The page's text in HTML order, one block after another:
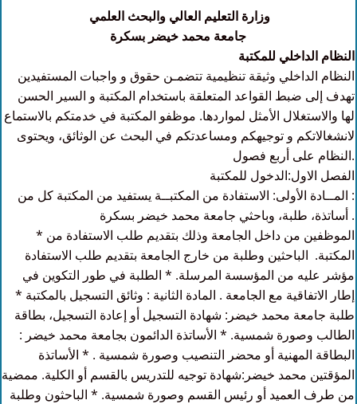
وزارة التعليم العالي والبحث العلمي
جامعة محمد خيضر بسكرة
النظام الداخلي للمكتبة
النظام الداخلي وثيقة تنظيمية تتضمـن حقوق و واجبات المستفيدين
تهدف إلى ضبط القواعد المتعلقة باستخدام المكتبة و السير الحسن
لها والاستغلال الأمثل لمواردها. موظفو المكتبة في خدمتكم بالاستماع
لانشغالاتكم و توجيهكم ومساعدتكم في البحث عن الوثائق، ويحتوى
النظام على أربع فصول.
الفصل الاول:الدخول للمكتبة
المــادة الأولى: الاستفادة من المكتبــة يستفيد من المكتبة كل من :
أساتذة، طلبة، وباحثي جامعة محمد خيضر بسكرة .
* الموظفين من داخل الجامعة وذلك بتقديم طلب الاستفادة من
المكتبة. الباحثين وطلبة من خارج الجامعة بتقديم طلب الاستفادة
مؤشر عليه من المؤسسة المرسلة. * الطلبة في طور التكوين في
إطار الاتفاقية مع الجامعة . المادة الثانية : وثائق التسجيل بالمكتبة *
طلبة جامعة محمد خيضر: شهادة التسجيل أو إعادة التسجيل، بطاقة
الطالب وصورة شمسية. * الأساتذة الدائمون بجامعة محمد خيضر :
البطاقة المهنية أو محضر التنصيب وصورة شمسية . * الأساتذة
المؤقتين محمد خيضر:شهادة توجيه للتدريس بالقسم أو الكلية. ممضية
من طرف العميد أو رئيس القسم وصورة شمسية. * الباحثون وطلبة